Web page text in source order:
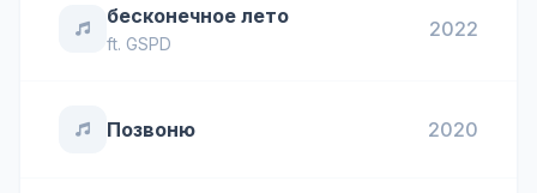
бесконечное лето
ft. GSPD
2022
Позвоню 2020